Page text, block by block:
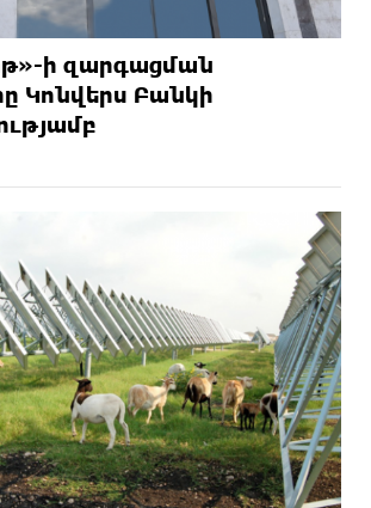
ի զարգացման
Կոնվերս Բանկի